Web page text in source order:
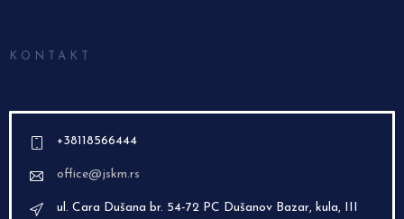
KONTAKT
+38118566444
office@jskm.rs
ul. Cara Dušana br. 54-72 PC Dušanov Bazar, kula, III